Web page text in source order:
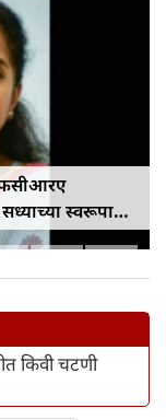
स्वरूपात
किवी चटणी